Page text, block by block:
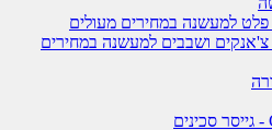
למעשנה במחירים מעולים
ושבבים למעשנה במחירים